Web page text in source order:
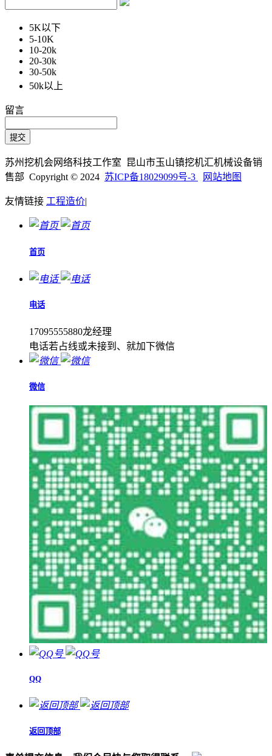
5K以下
5-10K
10-20k
20-30k
30-50k
50k以上
留言
苏州挖机会网络科技工作室 昆山市玉山镇挖机汇机械设备销
售部 Copyright © 2024 苏ICP备18029099号-3 网站地图
友情链接 工程造价|
首页
电话
17095555880龙经理
电话若占线或未接到、就加下微信
微信
QQ
返回顶部